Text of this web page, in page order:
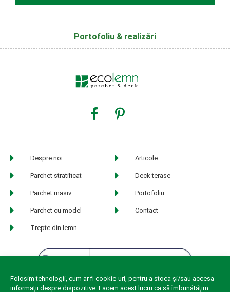
Folosim tehnologii, cum ar fi cookie-uri, pentru a stoca și/sau accesa
informații despre dispozitive. Facem acest lucru ca să îmbunătățim
Portofoliu & realizări
Despre noi
Parchet stratificat
Parchet masiv
Parchet cu model
Trepte din lemn
Articole
Deck terase
Portofoliu
Contact